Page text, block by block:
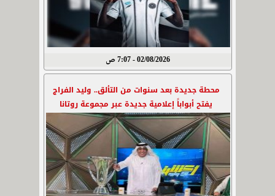
02/08/2026 - 7:07 ص
محطة جديدة بعد سنوات من التألق.. وليد الفراج
يفتح أبواباً إعلامية جديدة عبر مجموعة روتانا